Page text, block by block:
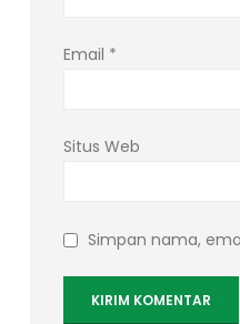
Email *
Situs Web
Simpan nama,